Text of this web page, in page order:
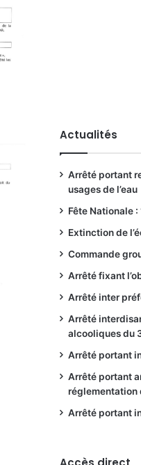
Actualités
Arrêté portant
usages de l’eau
Fête Nationale
Extinction de
Commande
Arrêté fixant
Arrêté inter
Arrêté
alcooliques du
Arrêté portant
Arrêté portant
réglementation
Arrêté portant